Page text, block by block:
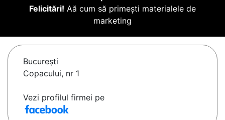
Felicitări! Aă cum să primești materialele de
marketing
Bucureşti
Copacului, nr 1
Vezi profilul firmei pe